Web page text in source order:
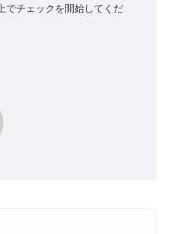
でチェックを開始してくだ